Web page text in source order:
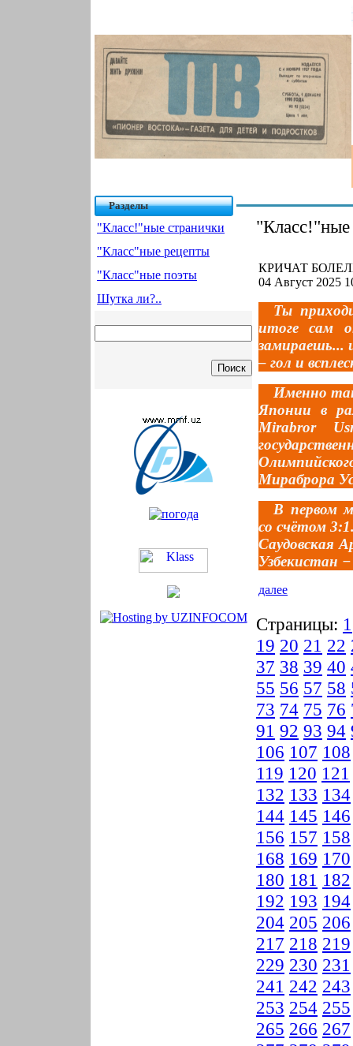
Разделы
"Класс!"ные странички
"Класс"ные рецепты
"Класс"ные поэты
Шутка ли?..
"Класс!"ные
КРИЧАТ
04 Август 2025
Ты
итоге сам
замираешь...
– гол и
Именно
Японии в
Mirabror
Мирабрoра
В первом
со счётом
Саудовская
Узбекистан
далее
Страницы: 1
19 20 21 22
37 38 39 40
55 56 57 58
73 74 75 76
91 92 93 94
106 107 108
119 120 121
132 133 134
144 145 146
156 157 158
168 169 170
180 181 182
192 193 194
204 205 206
217 218 219
229 230 231
241 242 243
253 254 255
265 266 267